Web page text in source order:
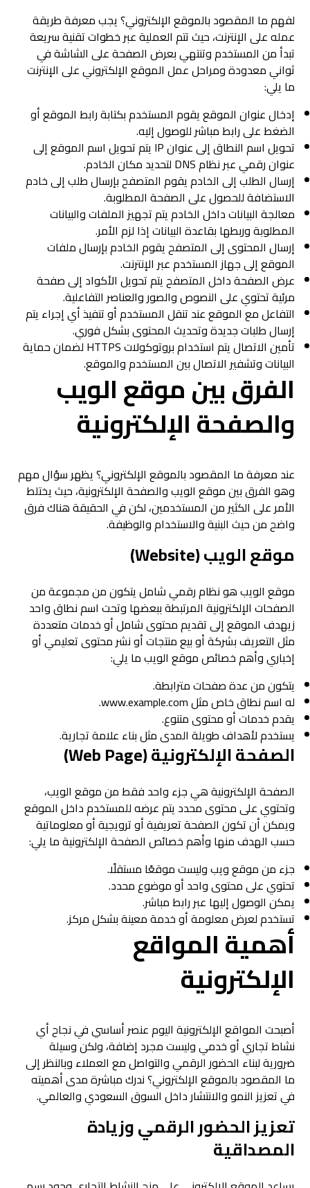
لفهم ما المقصود بالموقع الإلكتروني؟ يجب معرفة طريقة
عمله على الإنترنت، حيث تتم العملية عبر خطوات تقنية سريعة
تبدأ من المستخدم وتنتهي بعرض الصفحة على الشاشة في
ثواني معدودة ومراحل عمل الموقع الإلكتروني على الإنترنت
ما يلي:
إدخال عنوان الموقع يقوم المستخدم بكتابة رابط الموقع أو
الضغط على رابط مباشر للوصول إليه.
تحويل اسم النطاق إلى عنوان IP يتم تحويل اسم الموقع إلى
عنوان رقمي عبر نظام DNS لتحديد مكان الخادم.
إرسال الطلب إلى الخادم يقوم المتصفح بإرسال طلب إلى خادم
الاستضافة للحصول على الصفحة المطلوبة.
معالجة البيانات داخل الخادم يتم تجهيز الملفات والبيانات
المطلوبة وربطها بقاعدة البيانات إذا لزم الأمر.
إرسال المحتوى إلى المتصفح يقوم الخادم بإرسال ملفات
الموقع إلى جهاز المستخدم عبر الإنترنت.
عرض الصفحة داخل المتصفح يتم تحويل الأكواد إلى صفحة
مرئية تحتوي على النصوص والصور والعناصر التفاعلية.
التفاعل مع الموقع عند تنقل المستخدم أو تنفيذ أي إجراء يتم
إرسال طلبات جديدة وتحديث المحتوى بشكل فوري.
تأمين الاتصال يتم استخدام بروتوكولات HTTPS لضمان حماية
البيانات وتشفير الاتصال بين المستخدم والموقع.
الفرق بين موقع الويب
والصفحة الإلكترونية
عند معرفة ما المقصود بالموقع الإلكتروني؟ يظهر سؤال مهم
وهو الفرق بين موقع الويب والصفحة الإلكترونية، حيث يختلط
الأمر على الكثير من المستخدمين، لكن في الحقيقة هناك فرق
واضح من حيث البنية والاستخدام والوظيفة.
موقع الويب (Website)
موقع الويب هو نظام رقمي شامل يتكون من مجموعة من
الصفحات الإلكترونية المرتبطة ببعضها وتحت اسم نطاق واحد
زيهدف الموقع إلى تقديم محتوى شامل أو خدمات متعددة
مثل التعريف بشركة أو بيع منتجات أو نشر محتوى تعليمي أو
إخباري وأهم خصائص موقع الويب ما يلي:
يتكون من عدة صفحات مترابطة.
له اسم نطاق خاص مثل www.example.com.
يقدم خدمات أو محتوى متنوع.
يستخدم لأهداف طويلة المدى مثل بناء علامة تجارية.
الصفحة الإلكترونية (Web Page)
الصفحة الإلكترونية هي جزء واحد فقط من موقع الويب،
وتحتوي على محتوى محدد يتم عرضه للمستخدم داخل الموقع
ويمكن أن تكون الصفحة تعريفية أو ترويجية أو معلوماتية
حسب الهدف منها وأهم خصائص الصفحة الإلكترونية ما يلي:
جزء من موقع ويب وليست موقعًا مستقلًا.
تحتوي على محتوى واحد أو موضوع محدد.
يمكن الوصول إليها عبر رابط مباشر.
تستخدم لعرض معلومة أو خدمة معينة بشكل مركز.
أهمية المواقع
الإلكترونية
أصبحت المواقع الإلكترونية اليوم عنصر أساسي في نجاح أي
نشاط تجاري أو خدمي وليست مجرد إضافة، ولكن وسيلة
ضرورية لبناء الحضور الرقمي والتواصل مع العملاء وبالنظر إلى
ما المقصود بالموقع الإلكتروني؟ ندرك مباشرة مدى أهميته
في تعزيز النمو والانتشار داخل السوق السعودي والعالمي.
تعزيز الحضور الرقمي وزيادة
المصداقية